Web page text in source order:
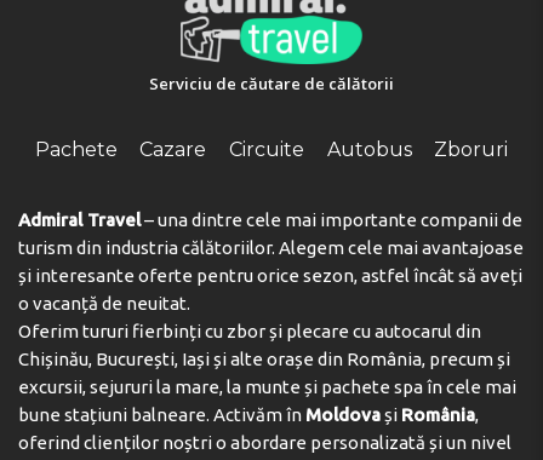
Serviciu de căutare de călătorii
Pachete Cazare Circuite Autobus Zboruri
Admiral Travel– una dintre cele mai importante companii de
turism din industria călătoriilor. Alegem cele mai avantajoase
și interesante oferte pentru orice sezon, astfel încât să aveți
o vacanță de neuitat.
Oferim tururi fierbinți cu zbor și plecare cu autocarul din
Chișinău, București, Iași și alte orașe din România, precum și
excursii, sejururi la mare, la munte și pachete spa în cele mai
bune stațiuni balneare. Activăm în Moldovași România,
oferind clienților noștri o abordare personalizată și un nivel